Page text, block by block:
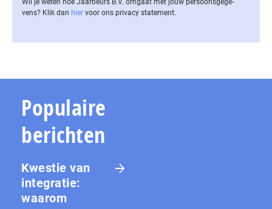
Wil je weten hoe Jaarbeurs B.V. omgaat met jouw per­soons­ge­ge­
vens? Klik dan hier voor ons privacy statement.
Populaire
berichten
Kwestie van
integratie:
waarom